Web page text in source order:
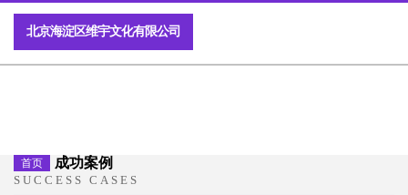
北京海淀区维宇文化有限公司
首页 成功案例
SUCCESS CASES